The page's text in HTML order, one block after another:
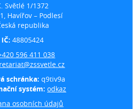
Světlé 1/1372
Havířov – Podlesí
republika
IČ:48805424
596 411 038
schránka: q9tiv9a
systém: odkaz
osobních údajů